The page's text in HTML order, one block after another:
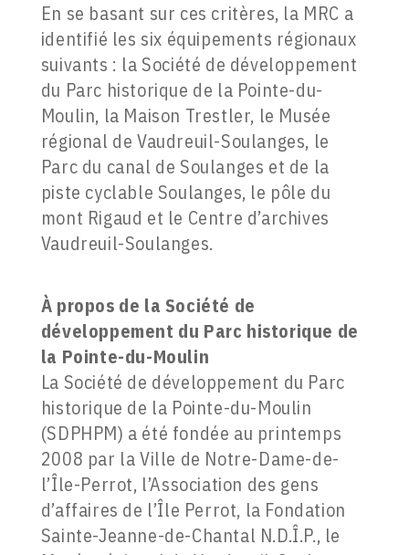
En se basant sur ces critères, la MRC a
identifié les six équipements régionaux
suivants : la Société de développement
du Parc historique de la Pointe-du-
Moulin, la Maison Trestler, le Musée
régional de Vaudreuil-Soulanges, le
Parc du canal de Soulanges et de la
piste cyclable Soulanges, le pôle du
mont Rigaud et le Centre d’archives
Vaudreuil-Soulanges.
À propos de la Société de
développement du Parc historique de
la Pointe-du-Moulin
La Société de développement du Parc
historique de la Pointe-du-Moulin
(SDPHPM) a été fondée au printemps
2008 par la Ville de Notre-Dame-de-
l’Île-Perrot, l’Association des gens
d’affaires de l’Île Perrot, la Fondation
Sainte-Jeanne-de-Chantal N.D.Î.P., le